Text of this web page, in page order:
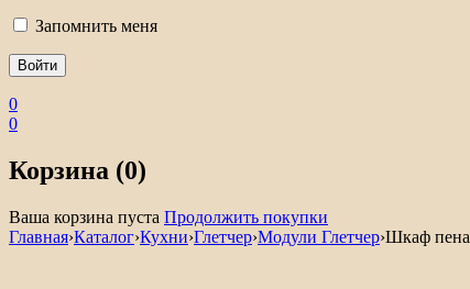
Запомнить меня
0
0
Корзина (0)
Ваша корзина пуста Продолжить покупки
Главная›Каталог›Кухни›Глетчер›Модули Глетчер›Шкаф